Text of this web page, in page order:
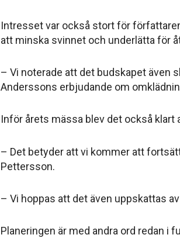
Intresset var också stort för
att minska svinnet och underlätta för
– Vi noterade att det budskapet även
Anderssons erbjudande om
Inför årets mässa blev det också klart
– Det betyder att vi kommer att
Pettersson.
– Vi hoppas att det även uppskattas
Planeringen är med andra ord redan i